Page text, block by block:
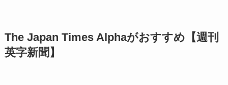
The Japan Times Alphaがおすすめ【週刊
英字新聞】